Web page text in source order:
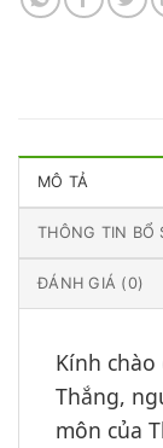
MÔ TẢ
THÔNG TIN BỔ
ĐÁNH GIÁ (0)
Kính
Thắng,
môn của